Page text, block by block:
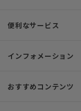
便利なサービス
インフォメーション
おすすめコンテンツ